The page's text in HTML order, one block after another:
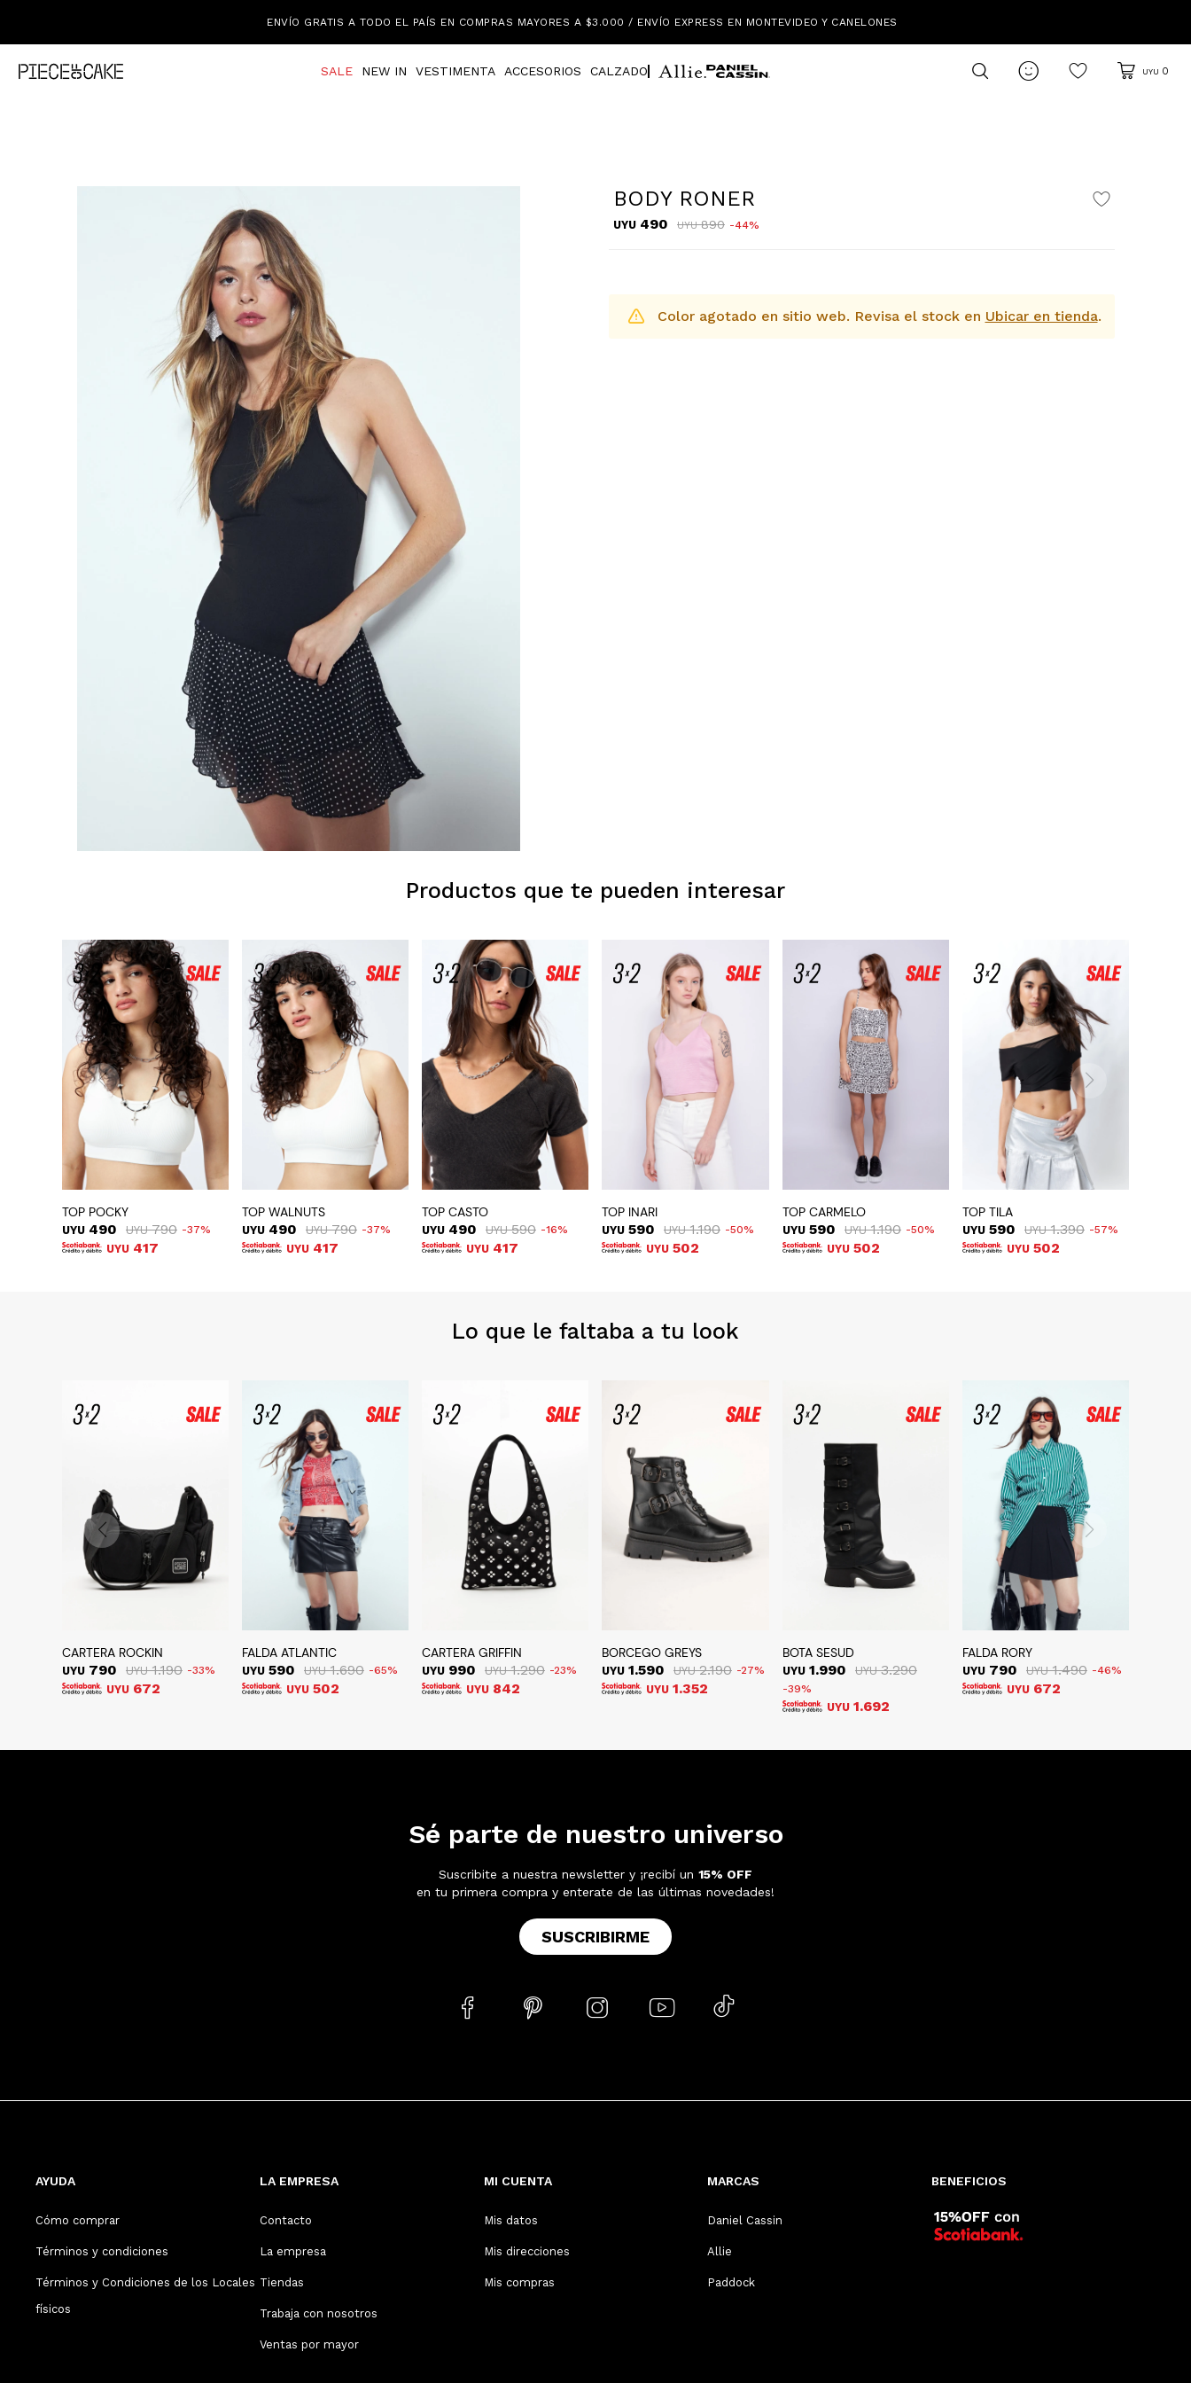
ENVÍO GRATIS A TODO EL PAÍS EN COMPRAS MAYORES A $3.000 / ENVÍO EXPRESS EN MONTEVIDEO Y CANELONES
SALE NEW IN VESTIMENTA ACCESORIOS CALZADO  UYU 0
BODY RONER
UYU 490 UYU 890 44
Color agotado en sitio web. Revisa el stock en Ubicar en tienda.
Productos que te pueden interesar
TOP POCKY
UYU 490 UYU 790 37
UYU 417
TOP WALNUTS
UYU 490 UYU 790 37
UYU 417
TOP CASTO
UYU 490 UYU 590 16
UYU 417
TOP INARI
UYU 590 UYU 1.190 50
UYU 502
TOP CARMELO
UYU 590 UYU 1.190 50
UYU 502
TOP TILA
UYU 590 UYU 1.390 57
UYU 502
Lo que le faltaba a tu look
CARTERA ROCKIN
UYU 790 UYU 1.190 33
UYU 672
FALDA ATLANTIC
UYU 590 UYU 1.690 65
UYU 502
CARTERA GRIFFIN
UYU 990 UYU 1.290 23
UYU 842
BORCEGO GREYS
UYU 1.590 UYU 2.190 27
UYU 1.352
BOTA SESUD
UYU 1.990 UYU 3.290
39
UYU 1.692
FALDA RORY
UYU 790 UYU 1.490 46
UYU 672
AYUDA
Cómo comprar
Términos y condiciones
Términos y Condiciones de los Locales
físicos
LA EMPRESA
Contacto
La empresa
Tiendas
Trabaja con nosotros
Ventas por mayor
MI CUENTA
Mis datos
Mis direcciones
Mis compras
MARCAS
Daniel Cassin
Allie
Paddock
BENEFICIOS
Sé parte de nuestro universo
Suscribite a nuestra newsletter y ¡recibí un 15% OFF
en tu primera compra y enterate de las últimas novedades!
SUSCRIBIRME
    